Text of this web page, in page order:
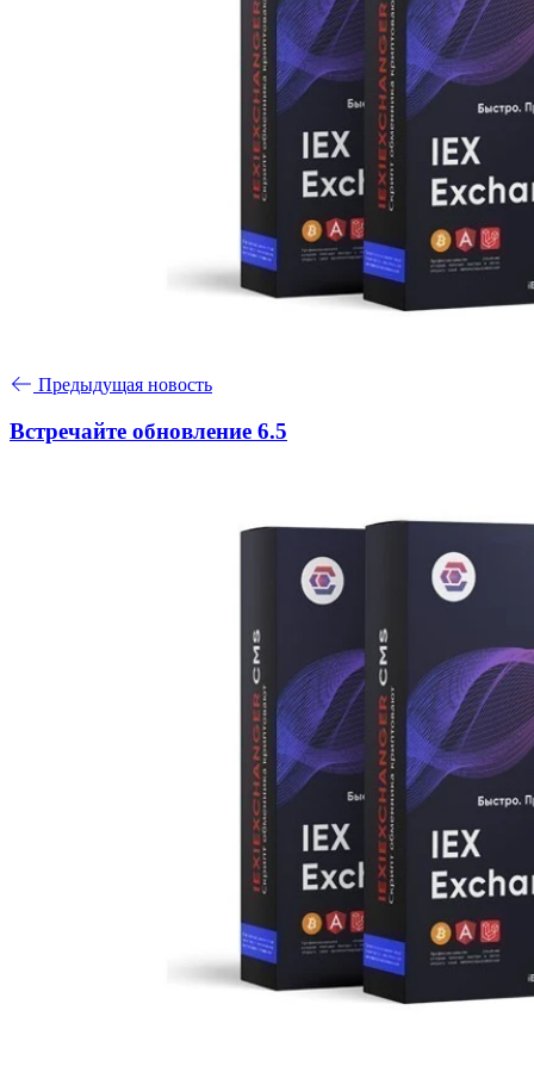
Предыдущая новость
Встречайте обновление 6.5